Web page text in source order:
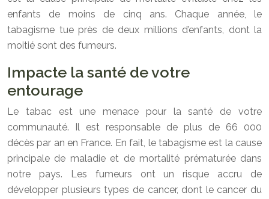
enfants de moins de cinq ans. Chaque année, le
tabagisme tue près de deux millions d’enfants, dont la
moitié sont des fumeurs.
Impacte la santé de votre
entourage
Le tabac est une menace pour la santé de votre
communauté. Il est responsable de plus de 66 000
décès par an en France. En fait, le tabagisme est la cause
principale de maladie et de mortalité prématurée dans
notre pays. Les fumeurs ont un risque accru de
développer plusieurs types de cancer, dont le cancer du